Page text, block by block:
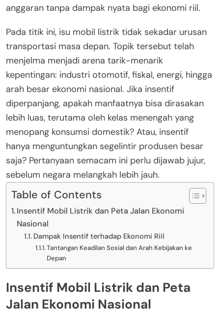
anggaran tanpa dampak nyata bagi ekonomi riil.
Pada titik ini, isu mobil listrik tidak sekadar urusan
transportasi masa depan. Topik tersebut telah
menjelma menjadi arena tarik-menarik
kepentingan: industri otomotif, fiskal, energi, hingga
arah besar ekonomi nasional. Jika insentif
diperpanjang, apakah manfaatnya bisa dirasakan
lebih luas, terutama oleh kelas menengah yang
menopang konsumsi domestik? Atau, insentif
hanya menguntungkan segelintir produsen besar
saja? Pertanyaan semacam ini perlu dijawab jujur,
sebelum negara melangkah lebih jauh.
Table of Contents
Insentif Mobil Listrik dan Peta Jalan Ekonomi
Nasional
Dampak Insentif terhadap Ekonomi Riil
Tantangan Keadilan Sosial dan Arah Kebijakan ke
Depan
Insentif Mobil Listrik dan Peta
Jalan Ekonomi Nasional